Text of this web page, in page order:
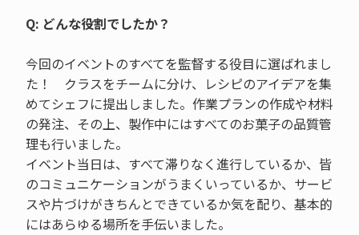
Q: どんな役割でしたか？
今回のイベントのすべてを監督する役目に選ばれまし
た！ クラスをチームに分け、レシピのアイデアを集
めてシェフに提出しました。作業プランの作成や材料
の発注、その上、製作中にはすべてのお菓子の品質管
理も行いました。
イベント当日は、すべて滞りなく進行しているか、皆
のコミュニケーションがうまくいっているか、サービ
スや片づけがきちんとできているか気を配り、基本的
にはあらゆる場所を手伝いました。